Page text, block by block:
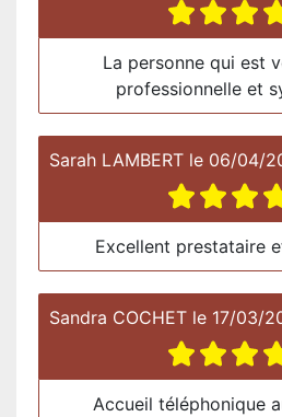
La personne qui est
professionnelle et
Sarah LAMBERT le 06/04/
Excellent prestataire
Sandra COCHET le 17/03/
Accueil téléphonique